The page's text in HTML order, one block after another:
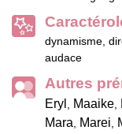
dynamisme,
audace
Autres
Eryl , Maaike,
Mara, Marei,